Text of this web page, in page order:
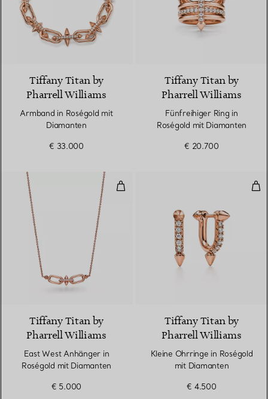
Tiffany Titan by
Pharrell Williams
Armband in Roségold mit
Diamanten
€ 33.000
Tiffany Titan by
Pharrell Williams
Fünfreihiger Ring in
Roségold mit Diamanten
€ 20.700
East West Anhänger in
Tiffany Titan by
Pharrell Williams
East West Anhänger in
Roségold mit Diamanten
€ 5.000
Tiffany Titan by
Pharrell Williams
Kleine Ohrringe in Roségold
mit Diamanten
€ 4.500